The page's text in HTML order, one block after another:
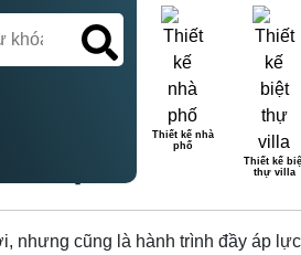
Thiết kế nhà
phố
Thiết kế
thự villa
TẠI LONG AN:
nhưng cũng là hành trình đầy áp